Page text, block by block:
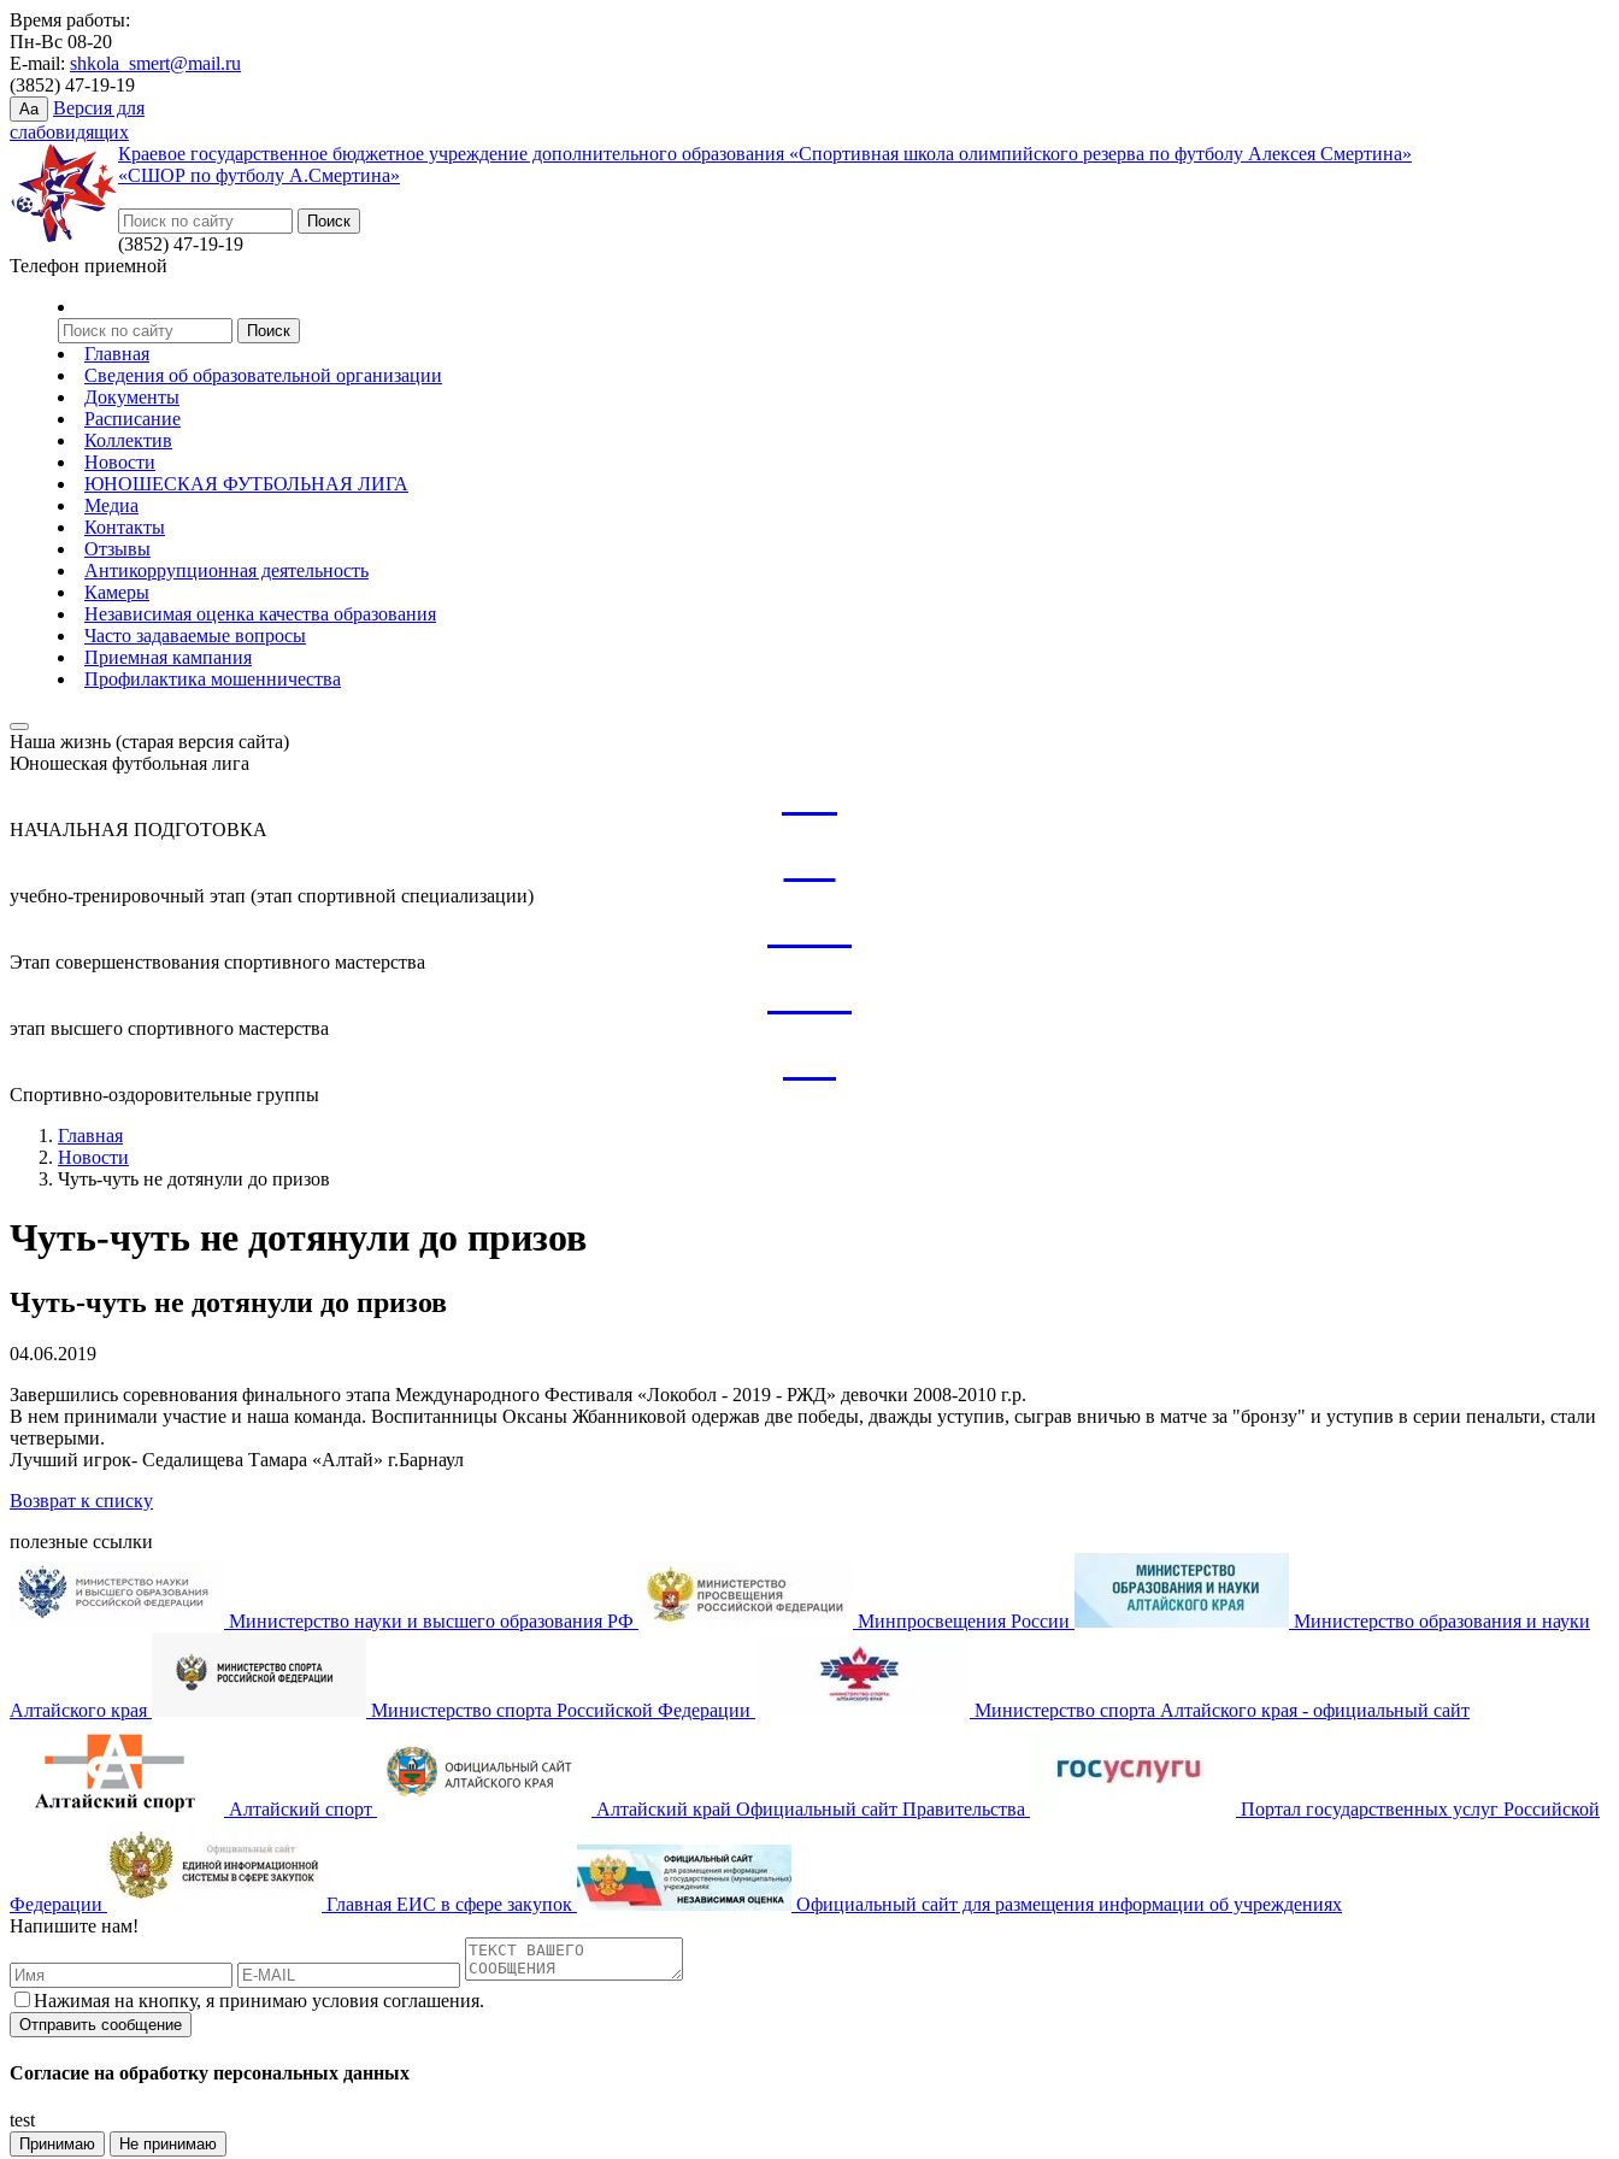
Время работы:
Пн-Вс 08-20
E-mail: shkola_smert@mail.ru
(3852) 47-19-19
Aa
Версия для
слабовидящих
Краевое государственное бюджетное учреждение дополнительного образования «Спортивная школа олимпийского резерва по футболу Алексея Смертина»
«СШОР по футболу А.Смертина»
(3852) 47-19-19
Телефон приемной
Главная
Сведения об образовательной организации
Документы
Расписание
Коллектив
Новости
ЮНОШЕСКАЯ ФУТБОЛЬНАЯ ЛИГА
Медиа
Контакты
Отзывы
Антикоррупционная деятельность
Камеры
Независимая оценка качества образования
Часто задаваемые вопросы
Приемная кампания
Профилактика мошенничества
Наша жизнь (старая версия сайта)
Юношеская футбольная лига
НАЧАЛЬНАЯ ПОДГОТОВКА
учебно-тренировочный этап (этап спортивной специализации)
Этап совершенствования спортивного мастерства
этап высшего спортивного мастерства
Спортивно-оздоровительные группы
Главная
Новости
Чуть-чуть не дотянули до призов
Чуть-чуть не дотянули до призов
Чуть-чуть не дотянули до призов
04.06.2019
Завершились соревнования финального этапа Международного Фестиваля «Локобол - 2019 - РЖД» девочки 2008-2010 г.р.
В нем принимали участие и наша команда. Воспитанницы Оксаны Жбанниковой одержав две победы, дважды уступив, сыграв вничью в матче за "бронзу" и уступив в серии пенальти, стали
четверыми.
Лучший игрок- Седалищева Тамара «Алтай» г.Барнаул
Возврат к списку
полезные ссылки
Министерство науки и высшего образования РФ Минпросвещения России Министерство образования и науки
Алтайского края Министерство спорта Российской Федерации Министерство спорта Алтайского края - официальный сайт
Алтайский спорт Алтайский край Официальный сайт Правительства Портал государственных услуг Российской
Федерации Главная ЕИС в сфере закупок
Официальный сайт для размещения информации об учреждениях
Напишите нам!
Нажимая на кнопку, я принимаю условия соглашения.
Согласие на обработку персональных данных
test
Принимаю Не принимаю